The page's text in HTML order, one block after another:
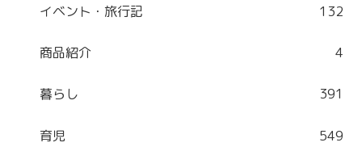
イベント・旅行記 132
商品紹介 4
暮らし 391
育児 549